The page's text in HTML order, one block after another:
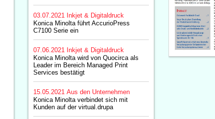
03.07.2021
Inkjet & Digitaldruck
Konica Minolta führt AccurioPress
C7100 Serie ein
07.06.2021
Inkjet & Digitaldruck
Konica Minolta wird von Quocirca als
Leader im Bereich Managed Print
Services bestätigt
15.05.2021 Aus den Unternehmen
Konica Minolta verbindet sich mit
Kunden auf der virtual.drupa